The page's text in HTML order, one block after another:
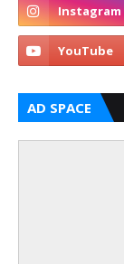
AD SPACE